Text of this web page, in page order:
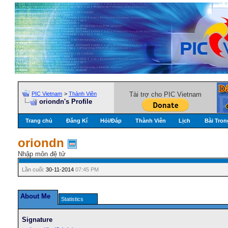
PIC Vietnam > Thành Viên
oriondn's Profile
Tài trợ cho PIC Vietnam
Trang chủ Đăng Kí Hỏi/Ðáp Thành Viên Lịch Bài
oriondn
Nhập môn đệ tử
Lần cuối: 30-11-2014 07:45 PM
About Me Statistics
Signature